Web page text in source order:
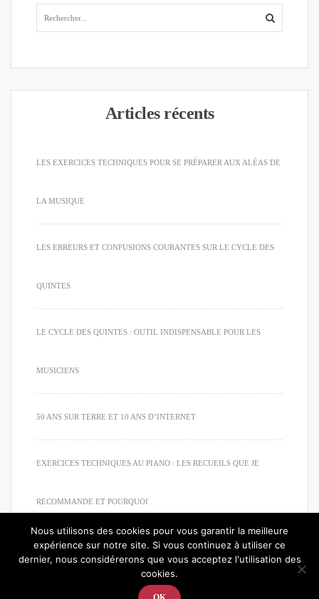
Articles récents
LES EXERCICES TECHNIQUES POUR SE PRÉPARER AUX ALÉAS DE
LA MUSIQUE
LES ERREURS ET CONFUSIONS COURANTES SUR LE CYCLE DES
QUINTES
LE CYCLE DES QUINTES : OUTIL INDISPENSABLE POUR LES
MUSICIENS
50 ANS SUR TERRE ET 10 ANS D’INTERNET
EXERCICES TECHNIQUES AU PIANO : LES RECUEILS QUE JE
RECOMMANDE ET POURQUOI
© 2020. Tous droits réservés. Apprendre à jouer du piano
Nous utilisons des cookies pour vous garantir la meilleure
expérience sur notre site. Si vous continuez à utiliser ce
dernier, nous considérerons que vous acceptez l'utilisation des
cookies.